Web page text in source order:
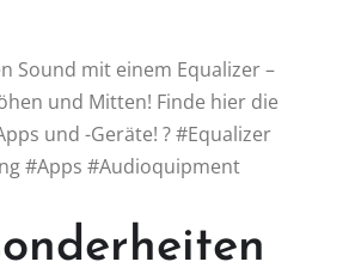
Sound mit einem Equalizer –
und Mitten! Finde hier die
und -Geräte! ? #Equalizer
#Apps #Audioquipment